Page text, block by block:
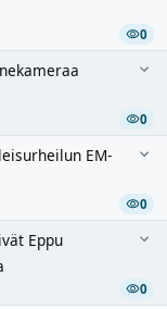
0
0
EM-
0
Eppu
0